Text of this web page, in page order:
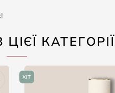
КАТЕГОРІЇ
ХІТ